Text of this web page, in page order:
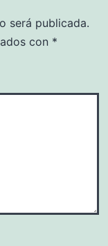
será publicada.
con *